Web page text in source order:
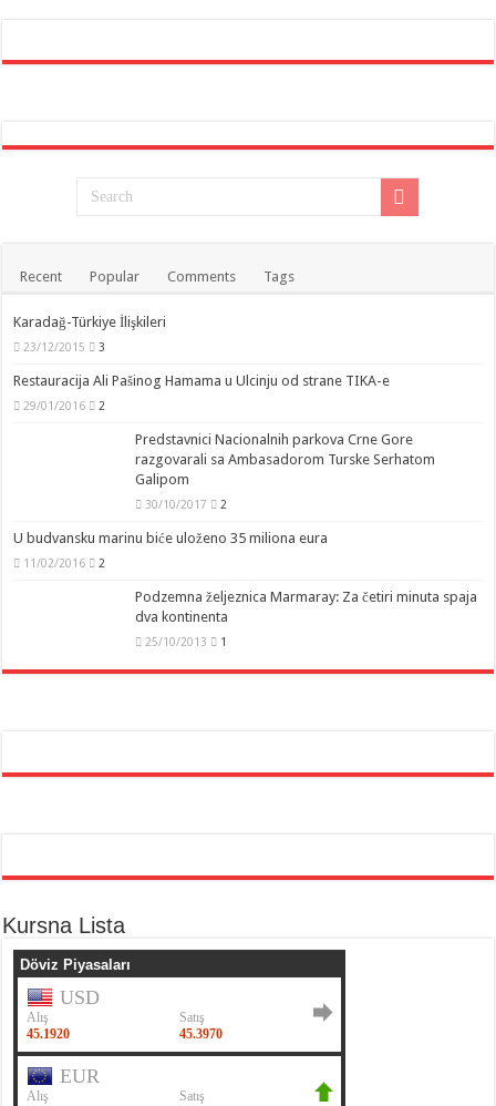
Recent Popular Comments Tags
Karadağ-Türkiye İlişkileri
23/12/2015 3
Restauracija Ali Pašinog Hamama u Ulcinju od strane TIKA-e
29/01/2016 2
Predstavnici Nacionalnih parkova Crne Gore
razgovarali sa Ambasadorom Turske Serhatom
Galipom
30/10/2017 2
U budvansku marinu biće uloženo 35 miliona eura
11/02/2016 2
Podzemna željeznica Marmaray: Za četiri minuta spaja
dva kontinenta
25/10/2013 1
Kursna Lista